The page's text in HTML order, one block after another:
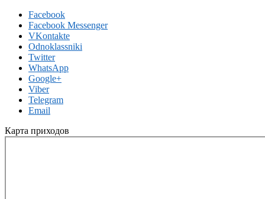
Facebook
Facebook Messenger
VKontakte
Odnoklassniki
Twitter
WhatsApp
Google+
Viber
Telegram
Email
Карта приходов